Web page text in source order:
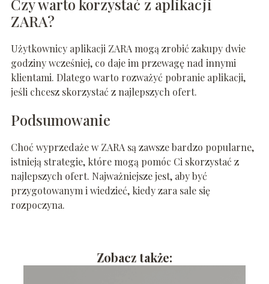
Czy warto korzystać z aplikacji
ZARA?
Użytkownicy aplikacji ZARA mogą zrobić zakupy dwie
godziny wcześniej, co daje im przewagę nad innymi
klientami. Dlatego warto rozważyć pobranie aplikacji,
jeśli chcesz skorzystać z najlepszych ofert.
Podsumowanie
Choć wyprzedaże w ZARA są zawsze bardzo popularne,
istnieją strategie, które mogą pomóc Ci skorzystać z
najlepszych ofert. Najważniejsze jest, aby być
przygotowanym i wiedzieć, kiedy zara sale się
rozpoczyna.
Zobacz także: